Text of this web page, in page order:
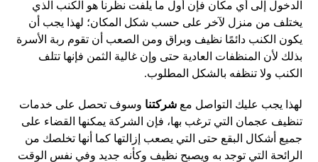
الدخول إلى أي مكان فإن أول ما يلفت نظرنا هو الكنب الذي
يختلف من منزل لآخر على حسب شكل المكان؛ لهذا يجب أن
يكون الكنب دائمًا نظيف وبراق ومن الصعب أن تقوم ربة الأسرة
بذلك لأن المنظفات العادية حتى وإن غالية الثمن فإنها تتلف
الكنب ولا تنظفه بالشكل المطلوب.
لهذا يجب عليك التواصل معشركتنا وسوف تحصل على خدمات
تنظيف عجمان التي ترغب بها، فإن الشركة يمكنها القضاء على
جميع أشكال البقع حتى التي يصعب إزالتها كما أنها تخلصك من
الرائحة التي توجد به ويصبح نظيف وكأنه جديد وفي نفس الوقت